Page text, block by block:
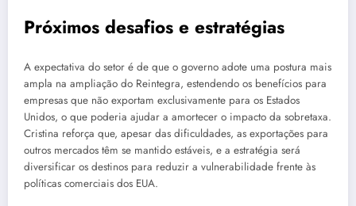
Próximos desafios e estratégias
A expectativa do setor é de que o governo adote uma postura mais
ampla na ampliação do Reintegra, estendendo os benefícios para
empresas que não exportam exclusivamente para os Estados
Unidos, o que poderia ajudar a amortecer o impacto da sobretaxa.
Cristina reforça que, apesar das dificuldades, as exportações para
outros mercados têm se mantido estáveis, e a estratégia será
diversificar os destinos para reduzir a vulnerabilidade frente às
políticas comerciais dos EUA.